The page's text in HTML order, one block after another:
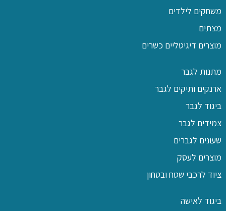
משחקים לילדים
מצתים
מוצרים דיגיטליים כשרים
מתנות לגבר
ארנקים ותיקים לגבר
ביגוד לגבר
צמידים לגבר
שעונים לגברים
מוצרים לעסק
ציוד לרכבי שטח ובטחון
ביגוד לאישה